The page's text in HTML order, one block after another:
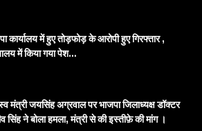
कार्यालय में हुए तोड़फोड़ के आरोपी हुए गिरफ्तार ,
में किया गया पेश…
मंत्री जयसिंह अग्रवाल पर भाजपा जिलाध्यक्ष डॉक्टर
सिंह ने बोला हमला, मंत्री से की इस्तीफ़े की मांग ।